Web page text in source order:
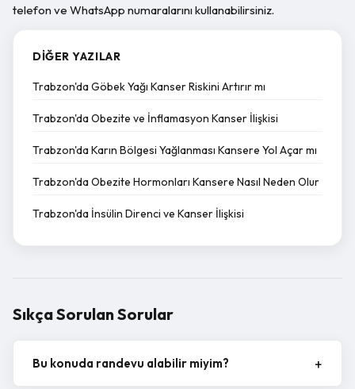
DIĞER YAZILAR
Trabzon'da Göbek Yağı Kanser Riskini Artırır mı
Trabzon'da Obezite ve İnflamasyon Kanser İlişkisi
Trabzon'da Karın Bölgesi Yağlanması Kansere Yol Açar mı
Trabzon'da Obezite Hormonları Kansere Nasıl Neden Olur
Trabzon'da İnsülin Direnci ve Kanser İlişkisi
telefon ve WhatsApp numaralarını kullanabilirsiniz.
Sıkça Sorulan Sorular
Bu konuda randevu alabilir miyim?